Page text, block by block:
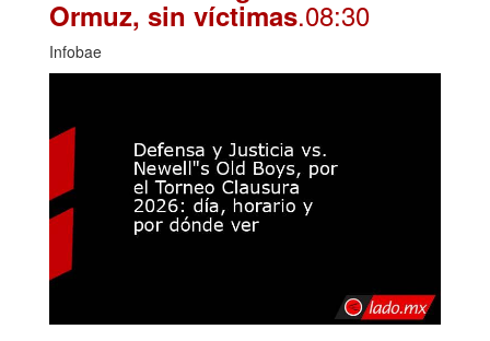
Ormuz, sin víctimas.08:30
Infobae